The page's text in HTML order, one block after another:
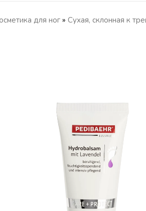
для ног » Сухая, склонная к